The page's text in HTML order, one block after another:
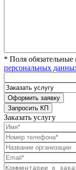
* Поля обязательные
персональных
Заказать услугу